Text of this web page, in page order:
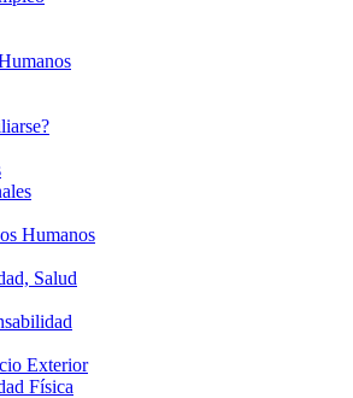
Humanos
Salud
Exterior
Física